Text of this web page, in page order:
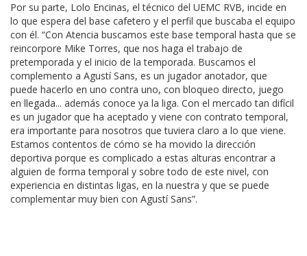
Por su parte, Lolo Encinas, el técnico del UEMC RVB, incide en
lo que espera del base cafetero y el perfil que buscaba el equipo
con él. “Con Atencia buscamos este base temporal hasta que se
reincorpore Mike Torres, que nos haga el trabajo de
pretemporada y el inicio de la temporada. Buscamos el
complemento a Agustí Sans, es un jugador anotador, que
puede hacerlo en uno contra uno, con bloqueo directo, juego
en llegada... además conoce ya la liga. Con el mercado tan difícil
es un jugador que ha aceptado y viene con contrato temporal,
era importante para nosotros que tuviera claro a lo que viene.
Estamos contentos de cómo se ha movido la dirección
deportiva porque es complicado a estas alturas encontrar a
alguien de forma temporal y sobre todo de este nivel, con
experiencia en distintas ligas, en la nuestra y que se puede
complementar muy bien con Agustí Sans”.